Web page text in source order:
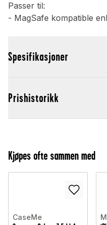
Passer til:
- MagSafe kompatible
Spesifikasjoner
Prishistorikk
Kjøpes ofte sammen med
CaseMe